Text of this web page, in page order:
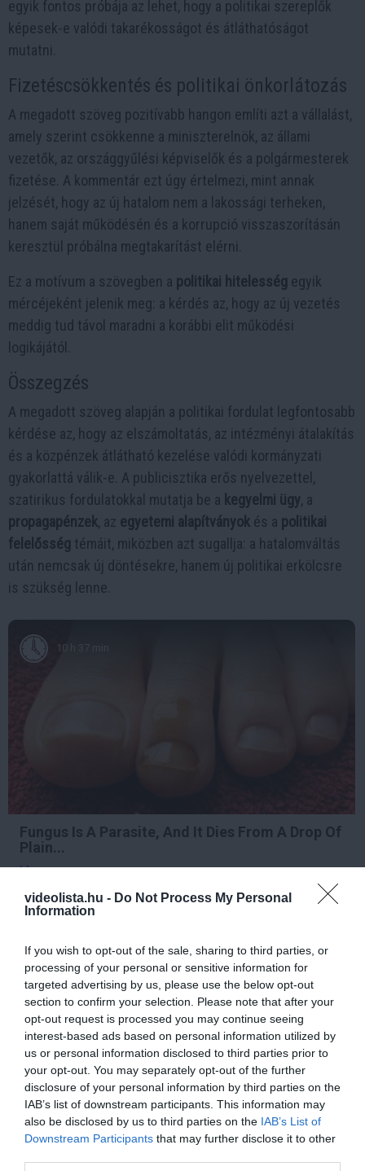
videolista.hu - Do Not Process My Personal
Information
If you wish to opt-out of the sale, sharing to third parties, or
processing of your personal or sensitive information for
targeted advertising by us, please use the below opt-out
section to confirm your selection. Please note that after your
opt-out request is processed you may continue seeing
interest-based ads based on personal information utilized by
us or personal information disclosed to third parties prior to
your opt-out. You may separately opt-out of the further
disclosure of your personal information by third parties on the
IAB’s list of downstream participants. This information may
also be disclosed by us to third parties on the IAB’s List of
Downstream Participants that may further disclose it to other
egyik fontos próbája az lehet, hogy a politikai szereplők
képesek-e valódi takarékosságot és átláthatóságot
mutatni.
Fizetéscsökkentés és politikai önkorlátozás
A megadott szöveg pozitívabb hangon említi azt a vállalást,
amely szerint csökkenne a miniszterelnök, az állami
vezetők, az országgyűlési képviselők és a polgármesterek
fizetése. A kommentár ezt úgy értelmezi, mint annak
jelzését, hogy az új hatalom nem a lakossági terheken,
hanem saját működésén és a korrupció visszaszorításán
keresztül próbálna megtakarítást elérni.
Ez a motívum a szövegben a politikai hitelesség egyik
mércéjeként jelenik meg: a kérdés az, hogy az új vezetés
meddig tud távol maradni a korábbi elit működési
logikájától.
Összegzés
A megadott szöveg alapján a politikai fordulat legfontosabb
kérdése az, hogy az elszámoltatás, az intézményi átalakítás
és a közpénzek átlátható kezelése valódi kormányzati
gyakorlattá válik-e. A publicisztika erős nyelvezettel,
szatirikus fordulatokkal mutatja be a kegyelmi ügy, a
propagapénzek, az egyetemi alapítványok és a politikai
felelősség témáit, miközben azt sugallja: a hatalomváltás
után nemcsak új döntésekre, hanem új politikai erkölcsre
is szükség lenne.
10 h 37 min
Fungus Is A Parasite, And It Dies From A Drop Of
Plain...
More
229 190
4 h 37 min
Fungus Dries Up And Falls Off After The First